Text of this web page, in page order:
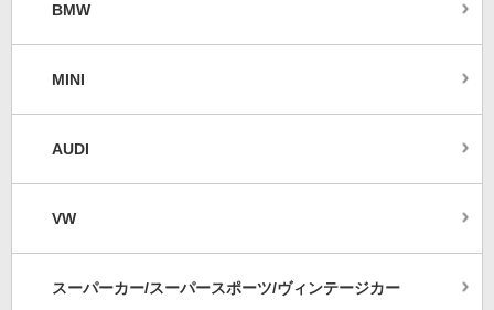
BMW
MINI
AUDI
VW
スーパーカー/スーパースポーツ/ヴィンテージカー